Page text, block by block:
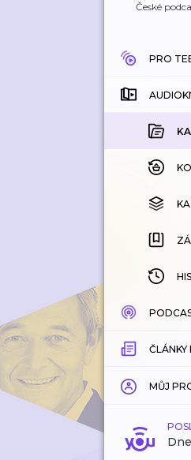
České
PRO
ČLÁNKY
MŮJ